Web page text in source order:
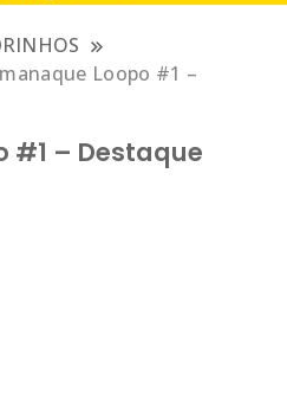
Loopo #1 –
#1 – Destaque